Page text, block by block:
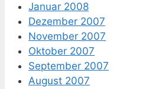
Januar 2008
Dezember 2007
November 2007
Oktober 2007
September 2007
August 2007